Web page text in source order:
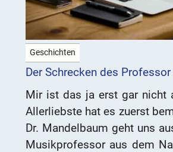
Geschichten
Der Schrecken des
Mir ist das ja erst gar nicht
Allerliebste hat es zuerst
Dr. Mandelbaum geht uns
Musikprofessor aus dem